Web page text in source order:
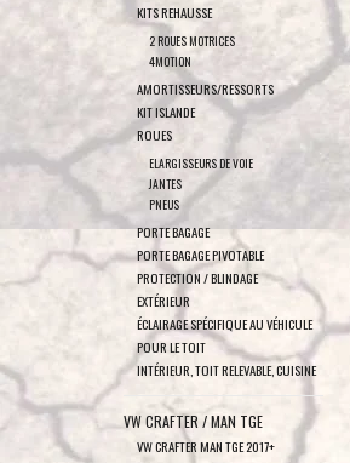
KITS REHAUSSE
2 ROUES MOTRICES
4MOTION
AMORTISSEURS/RESSORTS
KIT ISLANDE
ROUES
ELARGISSEURS DE VOIE
JANTES
PNEUS
PORTE BAGAGE
PORTE BAGAGE PIVOTABLE
PROTECTION / BLINDAGE
EXTÉRIEUR
ÉCLAIRAGE SPÉCIFIQUE AU VÉHICULE
POUR LE TOIT
INTÉRIEUR, TOIT RELEVABLE, CUISINE
VW CRAFTER / MAN TGE
VW CRAFTER MAN TGE 2017+